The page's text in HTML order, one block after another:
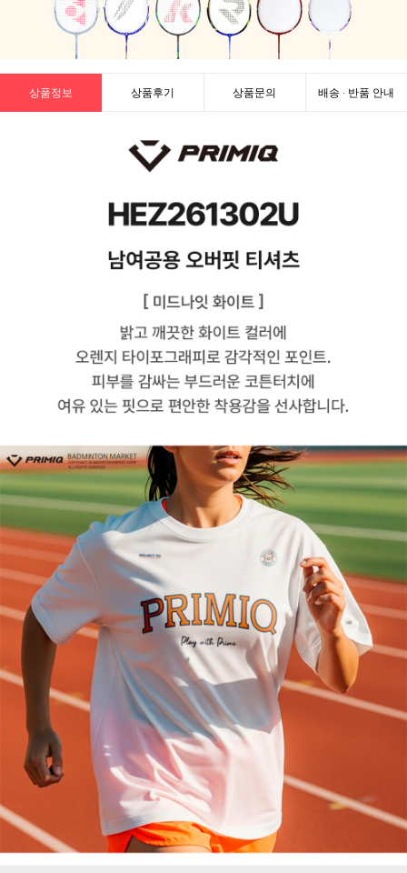
상품정보 상품후기 상품문의 배송 · 반품 안내